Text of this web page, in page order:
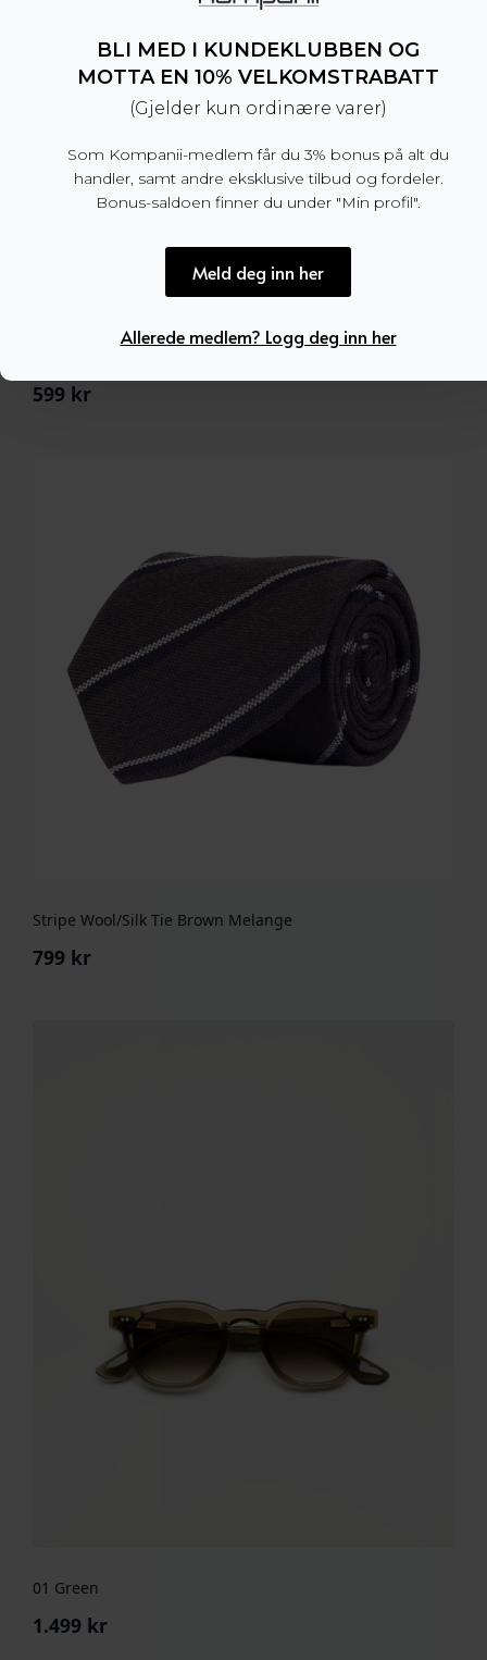
599 kr
Stripe Wool/Silk Tie Brown Melange
799 kr
01 Green
1.499 kr
BLI MED I KUNDEKLUBBEN OG
MOTTA EN 10% VELKOMSTRABATT
(Gjelder kun ordinære varer)
Som Kompanii-medlem får du 3% bonus på alt du
handler, samt andre eksklusive tilbud og fordeler.
Bonus-saldoen finner du under "Min profil".
Meld deg inn her
Allerede medlem? Logg deg inn her